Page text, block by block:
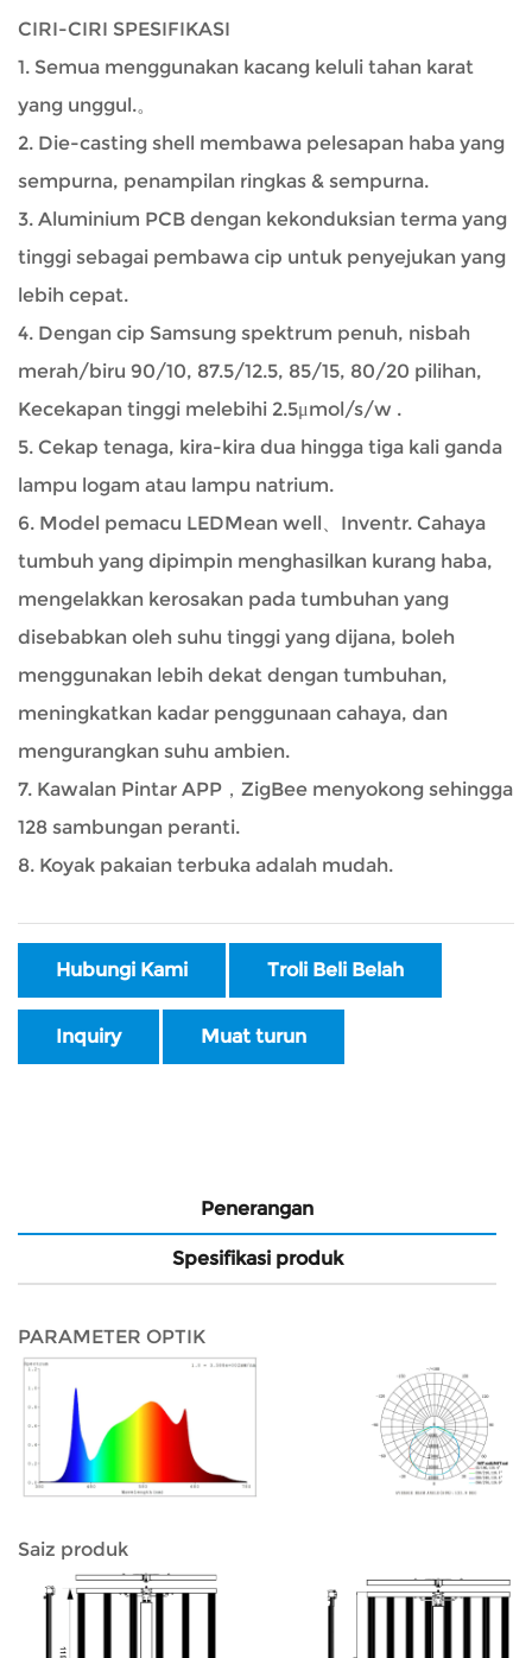
CIRI-CIRI SPESIFIKASI
1. Semua menggunakan kacang keluli tahan karat
yang unggul.。
2. Die-casting shell membawa pelesapan haba yang
sempurna, penampilan ringkas & sempurna.
3. Aluminium PCB dengan kekonduksian terma yang
tinggi sebagai pembawa cip untuk penyejukan yang
lebih cepat.
4. Dengan cip Samsung spektrum penuh, nisbah
merah/biru 90/10, 87.5/12.5, 85/15, 80/20 pilihan,
Kecekapan tinggi melebihi 2.5μmol/s/w .
5. Cekap tenaga, kira-kira dua hingga tiga kali ganda
lampu logam atau lampu natrium.
6. Model pemacu LEDMean well、Inventr. Cahaya
tumbuh yang dipimpin menghasilkan kurang haba,
mengelakkan kerosakan pada tumbuhan yang
disebabkan oleh suhu tinggi yang dijana, boleh
menggunakan lebih dekat dengan tumbuhan,
meningkatkan kadar penggunaan cahaya, dan
mengurangkan suhu ambien.
7. Kawalan Pintar APP，ZigBee menyokong sehingga
128 sambungan peranti.
8. Koyak pakaian terbuka adalah mudah.
Hubungi Kami Troli Beli Belah
Inquiry Muat turun
Penerangan
Spesifikasi produk
PARAMETER OPTIK
Saiz produk